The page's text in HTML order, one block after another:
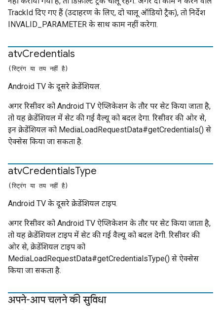
TrackId दिए गए हैं (उदाहरण के लिए, दो चालू ऑडियो ट्रैक), तो निर्देश
INVALID_PARAMETER के साथ काम नहीं करेगा.
atvCredentials
(स्ट्रिंग या तय नहीं है)
Android TV के दूसरे क्रेडेंशियल.
अगर रिसीवर को Android TV ऐप्लिकेशन के तौर पर सेट किया जाता है,
तो यह क्रेडेंशियल में सेट की गई वैल्यू को बदल देगा. रिसीवर की ओर से,
इन क्रेडेंशियल को MediaLoadRequestData#getCredentials() से
ऐक्सेस किया जा सकता है.
atvCredentialsType
(स्ट्रिंग या तय नहीं है)
Android TV के दूसरे क्रेडेंशियल टाइप.
अगर रिसीवर को Android TV ऐप्लिकेशन के तौर पर सेट किया जाता है,
तो यह क्रेडेंशियल टाइप में सेट की गई वैल्यू को बदल देगी. रिसीवर की
ओर से, क्रेडेंशियल टाइप को
MediaLoadRequestData#getCredentialsType() से ऐक्सेस
किया जा सकता है.
अपने-आप चलने की सुविधा